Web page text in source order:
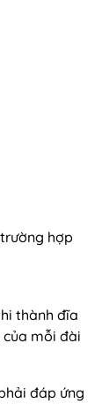
hợp
thành đĩa
của mỗi đài
đáp ứng